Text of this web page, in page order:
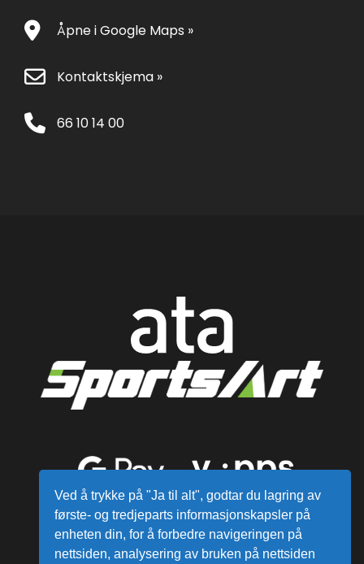
Åpne i Google Maps »
Kontaktskjema »
66 10 14 00
Ved å trykke på "Ja til alt", godtar du lagring av
første- og tredjeparts informasjonskapsler på
enheten din, for å forbedre navigeringen på
nettsiden, analysering av bruken på nettsiden